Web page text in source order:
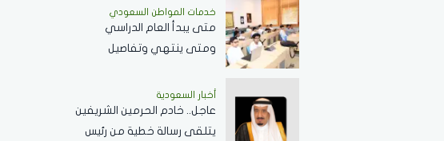
خدمات المواطن السعودي
‏متى يبدأ العام الدراسي
ومتى ينتهي وتفاصيل
أخبار السعودية
عاجل.. خادم الحرمين الشريفين
يتلقى رسالة خطية من رئيس